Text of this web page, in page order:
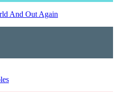
And Out Again